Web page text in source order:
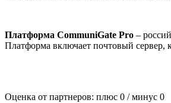
Платформа CommuniGate Pro –
Платформа включает почтовый сервер,
Оценка от партнеров: плюс 0 / минус 0